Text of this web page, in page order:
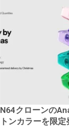
N64クローンの
トンカラーを限定